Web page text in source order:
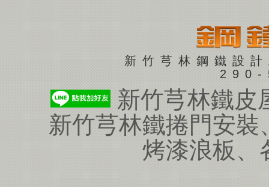
新竹芎林鋼鐵設
290-
新竹芎林鐵皮
新竹芎林鐵捲門安
烤漆浪板、